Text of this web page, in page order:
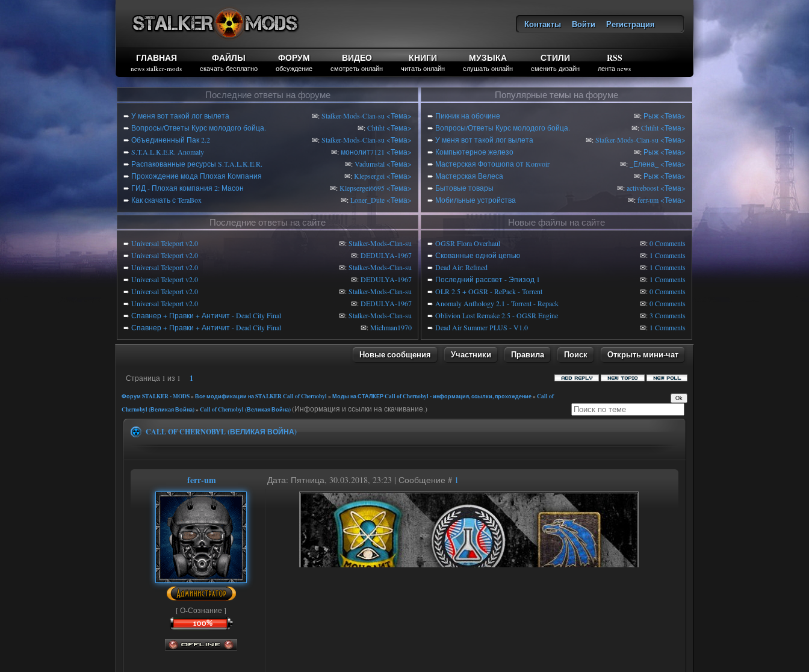
Контакты Войти
Регистрация
ГЛАВНАЯ
news stalker-mods
ФАЙЛЫ
скачать бесплатно
ФОРУМ
обсуждение
ВИДЕО
смотреть онлайн
КНИГИ
читать онлайн
МУЗЫКА
слушать онлайн
СТИЛИ
сменить дизайн
RSS
лента news
Последние ответы на форуме
➨ У меня вот такой лог вылета ✉:Stalker-Mods-Clan-su <Тема>
➨ Вопросы/Ответы Курс молодого бойца. ✉:Chtiht <Тема>
➨ Объединенный Пак 2.2 ✉:Stalker-Mods-Clan-su <Тема>
➨ S.T.A.L.K.E.R. Anomaly ✉:монолит7121 <Тема>
➨ Распакованные ресурсы S.T.A.L.K.E.R. ✉:Vadumstal <Тема>
➨ Прохождение мода Плохая Компания ✉:Klepsergei <Тема>
➨ ГИД - Плохая компания 2: Масон ✉:Klepsergei6695 <Тема>
➨ Как скачать с TeraBox ✉:Loner_Dute <Тема>
Популярные темы на форуме
➨ Пикник на обочине ✉: Рыж <Тема>
➨ Вопросы/Ответы Курс молодого бойца. ✉:Chtiht <Тема>
➨ У меня вот такой лог вылета ✉:Stalker-Mods-Clan-su <Тема>
➨ Компьютерное железо ✉: Рыж <Тема>
➨ Мастерская Фотошопа от Konvoir ✉: _Елена_
<Тема>
➨ Мастерская Велеса ✉: Рыж <Тема>
➨ Бытовые товары ✉:activeboost <Тема>
➨ Мобильные устройства ✉:ferr-um <Тема>
Последние ответы на сайте
➨ Universal Teleport v2.0 ✉:Stalker-Mods-Clan-su
➨ Universal Teleport v2.0 ✉:DEDULYA-1967
➨ Universal Teleport v2.0 ✉:Stalker-Mods-Clan-su
➨ Universal Teleport v2.0 ✉:DEDULYA-1967
➨ Universal Teleport v2.0 ✉:Stalker-Mods-Clan-su
➨ Universal Teleport v2.0 ✉:DEDULYA-1967
➨ Спавнер + Правки + Античит - Dead City Final ✉:Stalker-Mods-Clan-su
➨ Спавнер + Правки + Античит - Dead City Final ✉:Michman1970
Новые файлы на сайте
➨ OGSR Flora Overhaul ✉:0 Comments
➨ Скованные одной цепью ✉: 1 Comments
➨ Dead Air: Refined ✉: 1 Comments
➨ Последний рассвет - Эпизод 1 ✉: 1 Comments
➨ OLR 2.5 + OGSR - RePack - Torrent ✉:0 Comments
➨ Anomaly Anthology 2.1 - Torrent - Repack ✉:0 Comments
➨ Oblivion Lost Remake 2.5 - OGSR Engine ✉:3 Comments
➨ Dead Air Summer PLUS - V1.0 ✉: 1 Comments
Новые сообщения Участники Правила Поиск Открыть мини-чат
Страница 1 из 1 1
Форум STALKER - MODS» Все модификации на STALKER Call of Chernobyl » Моды на СТАЛКЕР Call of Chernobyl - информация, ссылки, прохождение» Call of
Chernobyl (Великая Война)» Call of Chernobyl (Великая Война)(Информация и ссылки на скачивание.)
CALL OF CHERNOBYL (ВЕЛИКАЯ ВОЙНА)
ferr-um Дата: Пятница, 30.03.2018, 23:23 | Сообщение # 1
[ О-Сознание ]